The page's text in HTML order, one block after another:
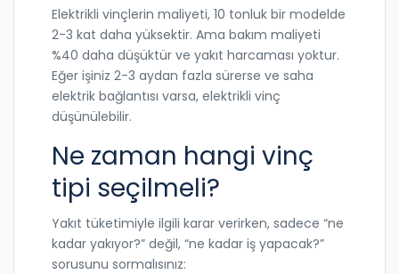
Elektrikli vinçlerin maliyeti, 10 tonluk bir modelde
2-3 kat daha yüksektir. Ama bakım maliyeti
%40 daha düşüktür ve yakıt harcaması yoktur.
Eğer işiniz 2-3 aydan fazla sürerse ve saha
elektrik bağlantısı varsa, elektrikli vinç
düşünülebilir.
Ne zaman hangi vinç
tipi seçilmeli?
Yakıt tüketimiyle ilgili karar verirken, sadece “ne
kadar yakıyor?” değil, “ne kadar iş yapacak?”
sorusunu sormalısınız: